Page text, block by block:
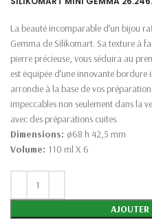
La beauté incomparable d’un bijou
Gemma de Silikomart. Sa texture à
pierre précieuse, vous séduira au
est équipée d’une innovante
arrondie à la base de vos
impeccables non seulement dans la
avec des préparations cuites.
Dimensions: ø68 h 42,5 mm
Volume: 110 ml X 6